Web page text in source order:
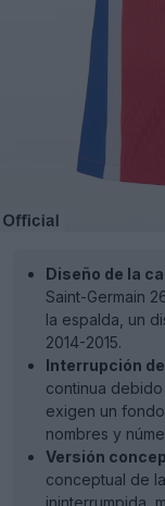
Diseño de la
Saint-Germain
la espalda, un
2014-2015.
Interrupción
continua debido
exigen un
nombres y
Versión
conceptual de
ininterrumpida,